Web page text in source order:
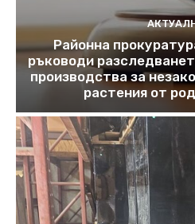
Районна
ръководи
производства за
растения от